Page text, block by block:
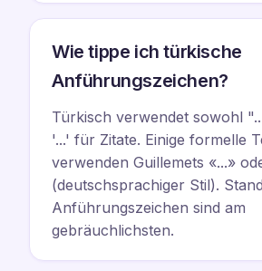
Wie tippe ich türkische
Anführungszeichen?
Türkisch verwendet sowohl
'...' für Zitate. Einige formelle
verwenden Guillemets «...»
(deutschsprachiger Stil).
Anführungszeichen sind am
gebräuchlichsten.